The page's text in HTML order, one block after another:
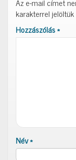
karakterrel jelöltük
Hozzászólás*
Név*